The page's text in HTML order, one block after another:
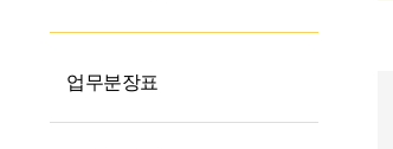
업무분장표